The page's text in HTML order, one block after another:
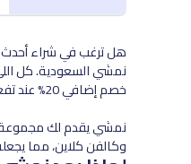
هل ترغب في شراء أحدث
خصم إضافي 20% عند تفعيل هذا الكود المميز.
نمشي يقدم لك مجموعة
وكالفن كلاين، مما